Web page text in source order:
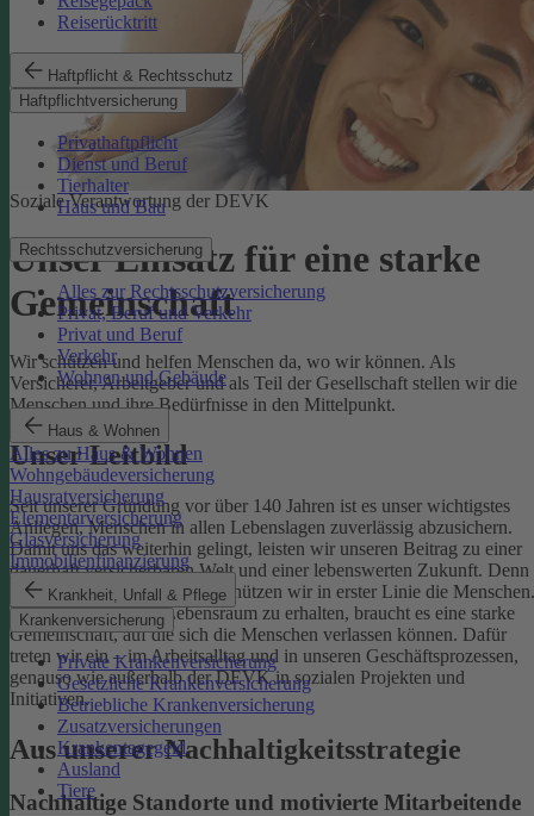
Reiserücktritt
Haftpflicht & Rechtsschutz
Haftpflichtversicherung
Privathaftpflicht
Dienst und Beruf
Tierhalter
Haus und Bau
Rechtsschutzversicherung
Alles zur Rechtsschutzversicherung
Privat, Beruf und Verkehr
Privat und Beruf
Verkehr
Wohnen und Gebäude
Haus & Wohnen
Alles zu Haus & Wohnen
Wohngebäudeversicherung
Hausratversicherung
Elementarversicherung
Glasversicherung
Immobilienfinanzierung
Krankheit, Unfall & Pflege
Krankenversicherung
Private Krankenversicherung
Gesetzliche Krankenversicherung
Betriebliche Krankenversicherung
Zusatzversicherungen
Krankentagegeld
Ausland
Tiere
Soziale Verantwortung der DEVK
Unser Einsatz für eine starke
Gemeinschaft
Wir schützen und helfen Menschen da, wo wir können. Als
Versicherer, Arbeitgeber und als Teil der Gesellschaft stellen wir die
Menschen und ihre Bedürfnisse in den Mittelpunkt.
Unser Leitbild
Seit unserer Gründung vor über 140 Jahren ist es unser wichtigstes
Anliegen, Menschen in allen Lebenslagen zuverlässig abzusichern.
Damit uns das weiterhin gelingt, leisten wir unseren Beitrag zu einer
dauerhaft versicherbaren Welt und einer lebenswerten Zukunft. Denn
schützen wir das Klima, so schützen wir in erster Linie die Menschen.
Um einen gesunden Lebensraum zu erhalten, braucht es eine starke
Gemeinschaft, auf die sich die Menschen verlassen können. Dafür
treten wir ein – im Arbeitsalltag und in unseren Geschäftsprozessen,
genauso wie außerhalb der DEVK in sozialen Projekten und
Initiativen.
Aus unserer Nachhaltigkeitsstrategie
Nachhaltige Standorte und motivierte Mitarbeitende